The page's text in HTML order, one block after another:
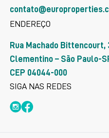
ENDEREÇO
Rua Machado Bittencourt,
Clementino – São Paulo-
CEP 04044-000
SIGA NAS REDES